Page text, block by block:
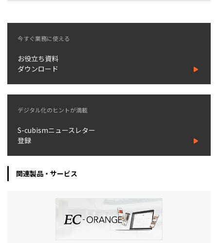
今すぐ業務に使える
お役立ち資料
ダウンロード
デジタル化のヒントが満載
S-cubismニュースレター
登録
関連製品・サービス